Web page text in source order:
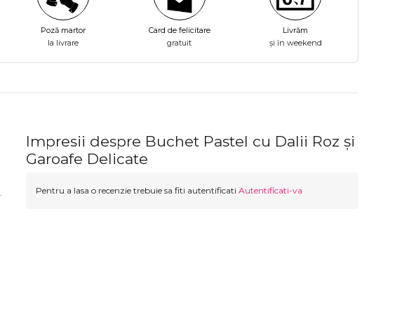
Poză martor
la livrare
Card de felicitare
gratuit
Livrăm
și în weekend
Impresii despre Buchet Pastel cu Dalii Roz și
Garoafe Delicate
Pentru a lasa o recenzie trebuie sa fiti autentificati Autentificati-va